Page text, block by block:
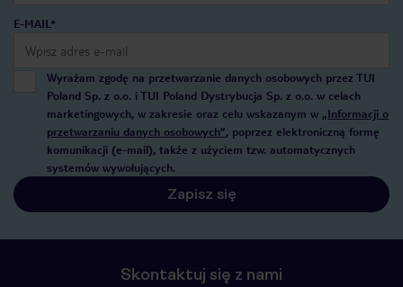
E-MAIL*
Wyrażam zgodę na przetwarzanie danych osobowych przez TUI
Poland Sp. z o.o. i TUI Poland Dystrybucja Sp. z o.o. w celach
marketingowych, w zakresie oraz celu wskazanym w „Informacji o
przetwarzaniu danych osobowych”, poprzez elektroniczną formę
komunikacji (e-mail), także z użyciem tzw. automatycznych
systemów wywołujących.
Zapisz się
Skontaktuj się z nami